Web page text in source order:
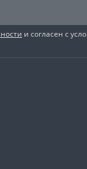
и согласен с